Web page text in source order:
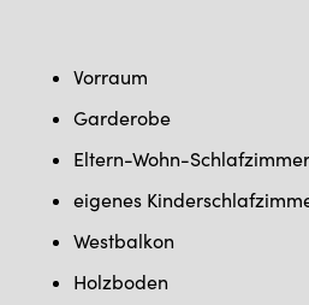
Vorraum
Garderobe
Eltern-Wohn-
eigenes
Westbalkon
Holzboden